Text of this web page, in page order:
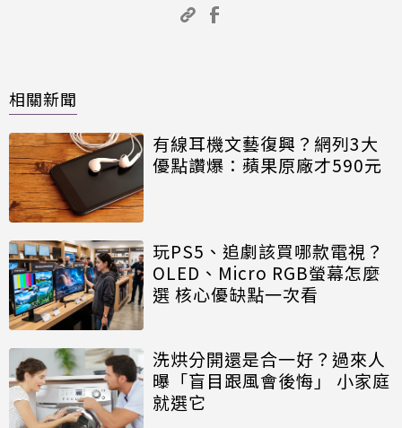
相關新聞
有線耳機文藝復興？網列3大
優點讚爆：蘋果原廠才590元
玩PS5、追劇該買哪款電視？
OLED、Micro RGB螢幕怎麼
選 核心優缺點一次看
洗烘分開還是合一好？過來人
曝「盲目跟風會後悔」 小家庭
就選它